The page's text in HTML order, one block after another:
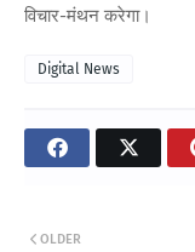
विचार-मंथन करेगा।
Digital News
OLDER